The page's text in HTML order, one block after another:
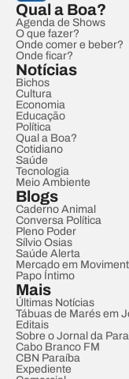
Qual a Boa?
Agenda de Shows
O que fazer?
Onde comer e beber?
Onde ficar?
Notícias
Bichos
Cultura
Economia
Educação
Política
Qual a Boa?
Cotidiano
Saúde
Tecnologia
Meio Ambiente
Blogs
Caderno Animal
Conversa Política
Pleno Poder
Sílvio Osias
Saúde Alerta
Mercado em
Papo Íntimo
Mais
Últimas Notícias
Tábuas de Marés em
Editais
Sobre o Jornal da
Cabo Branco FM
CBN Paraíba
Expediente